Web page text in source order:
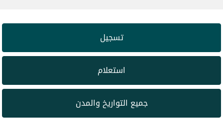
تسجيل
استعلام
جميع التواريخ والمدن